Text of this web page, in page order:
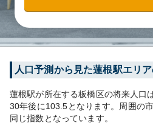
人口予測から見た蓮根駅エリ
蓮根駅が所在する板橋区の将来人口
30年後に103.5となります。 周囲の
同じ指数となっています。